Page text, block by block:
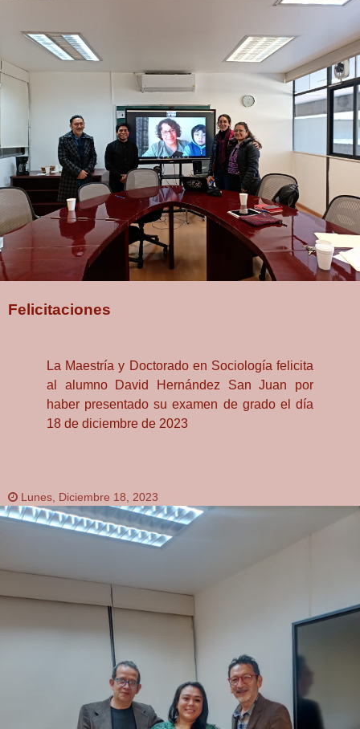
Felicitaciones
La Maestría y Doctorado en Sociología felicita
al alumno David Hernández San Juan por
haber presentado su examen de grado el día
18 de diciembre de 2023
Lunes, Diciembre 18, 2023